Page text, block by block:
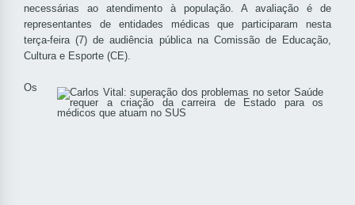
necessárias ao atendimento à população. A avaliação é de
representantes de entidades médicas que participaram nesta
terça-feira (7) de audiência pública na Comissão de Educação,
Cultura e Esporte (CE).
Os